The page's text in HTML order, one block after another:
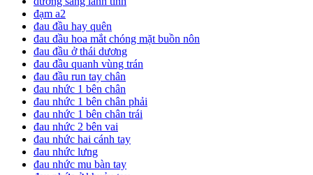
đạm a2
đau đầu hay quên
đau đầu hoa mắt chóng mặt buồn nôn
đau đầu ở thái dương
đau đầu quanh vùng trán
đau đầu run tay chân
đau nhức 1 bên chân
đau nhức 1 bên chân phải
đau nhức 1 bên chân trái
đau nhức 2 bên vai
đau nhức hai cánh tay
đau nhức lưng
đau nhức mu bàn tay